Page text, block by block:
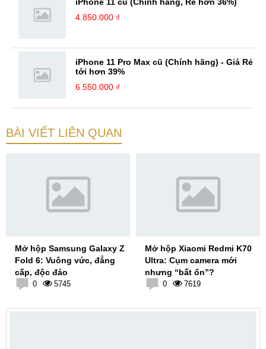
4.850.000 ₫
iPhone 11 Pro Max cũ (Chính hãng) - Giá Rẻ
tới hơn 39%
6.550.000 ₫
BÀI VIẾT LIÊN QUAN
Mở hộp Samsung Galaxy Z
Fold 6: Vuông vức, đẳng
cấp, độc đáo
0 5745
Mở hộp Xiaomi Redmi K70
Ultra: Cụm camera mới
nhưng “bất ổn”?
0 7619